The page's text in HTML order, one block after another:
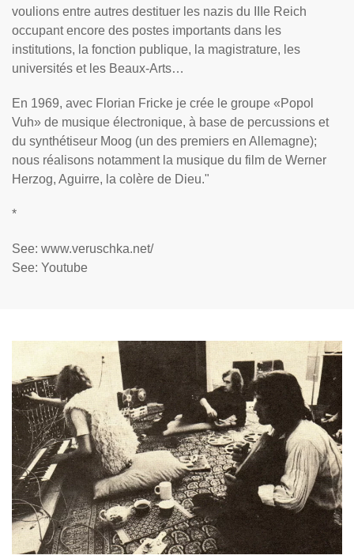
voulions entre autres destituer les nazis du IIIe Reich
occupant encore des postes importants dans les
institutions, la fonction publique, la magistrature, les
universités et les Beaux-Arts…
En 1969, avec Florian Fricke je crée le groupe «Popol
Vuh» de musique électronique, à base de percussions et
du synthétiseur Moog (un des premiers en Allemagne);
nous réalisons notamment la musique du film de Werner
Herzog, Aguirre, la colère de Dieu."
*
See: www.veruschka.net/
See: Youtube